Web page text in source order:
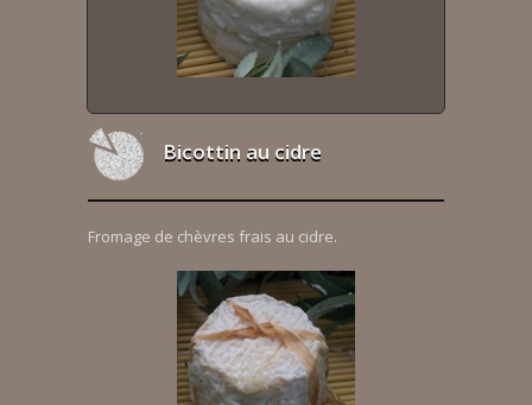
Bicottin au cidre
Fromage de chèvres frais au cidre.